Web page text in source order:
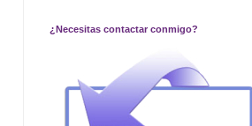
¿Necesitas contactar conmigo?